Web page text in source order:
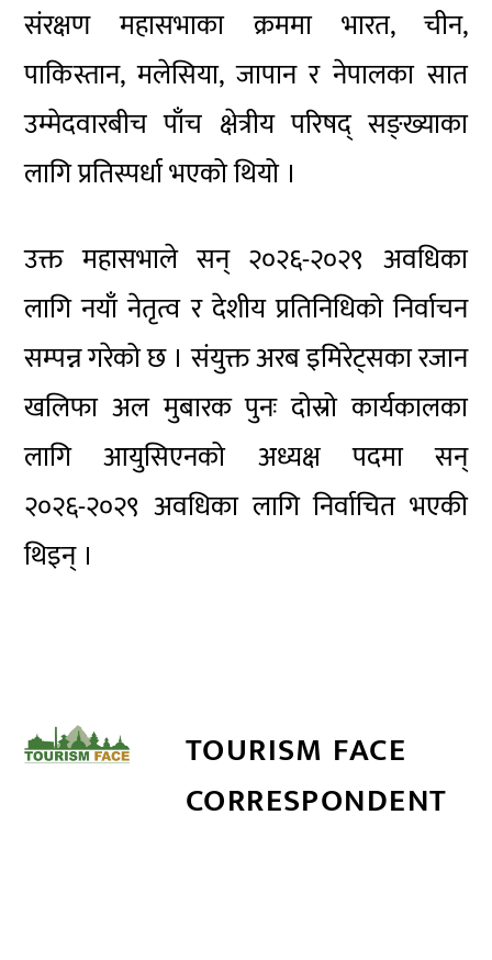
संरक्षण महासभाका क्रममा भारत, चीन,
पाकिस्तान, मलेसिया, जापान र नेपालका सात
उम्मेदवारबीच पाँच क्षेत्रीय परिषद् सङ्ख्याका
लागि प्रतिस्पर्धा भएको थियो ।
उक्त महासभाले सन् २०२६-२०२९ अवधिका
लागि नयाँ नेतृत्व र देशीय प्रतिनिधिको निर्वाचन
सम्पन्न गरेको छ । संयुक्त अरब इमिरेट्सका रजान
खलिफा अल मुबारक पुनः दोस्रो कार्यकालका
लागि आयुसिएनको अध्यक्ष पदमा सन्
२०२६-२०२९ अवधिका लागि निर्वाचित भएकी
थिइन् ।
TOURISM FACE
CORRESPONDENT